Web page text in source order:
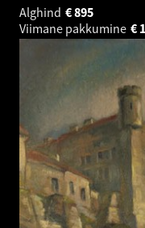
Alghind
895
€
Viimane pakkumine €